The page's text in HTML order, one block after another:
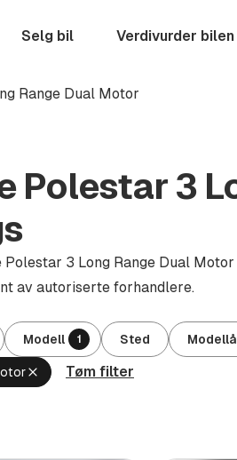
Selg bil Verdivurder bilen
Range Dual Motor
Polestar 3
3 Long Range Dual
av autoriserte forhandlere.
Modell 1 Sted
Fjern
aktivt
Tøm filter